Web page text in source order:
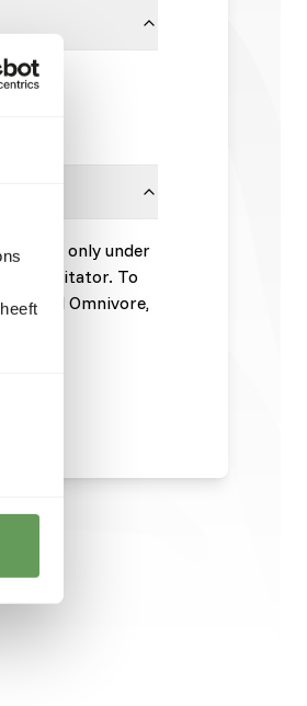
used only under
rehabilitator. To
Omnivore,